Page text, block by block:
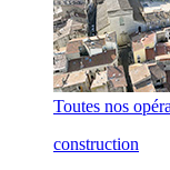
Toutes nos
construction